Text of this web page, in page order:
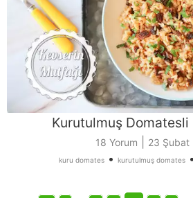
Kurutulmuş Domatesli
18 Yorum 23 Şubat
kuru domates• kurutulmuş domates•